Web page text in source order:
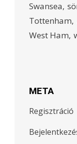
Swansea
Tottenham
West Ham
META
Regisztráció